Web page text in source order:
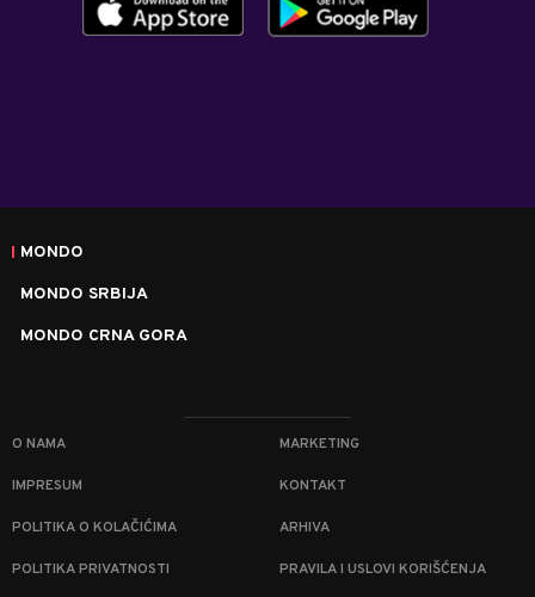
MONDO
MONDO SRBIJA
MONDO CRNA GORA
O NAMA MARKETING
IMPRESUM KONTAKT
POLITIKA O KOLAČIĆIMA ARHIVA
POLITIKA PRIVATNOSTI PRAVILA I USLOVI KORIŠĆENJA